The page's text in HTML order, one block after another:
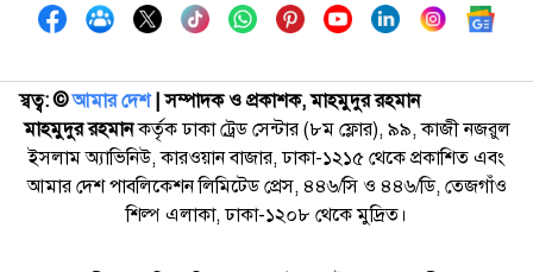
স্বত্ব: ©️আমার দেশ| সম্পাদক ও প্রকাশক, মাহমুদুর রহমান
মাহমুদুর রহমানকর্তৃক ঢাকা ট্রেড সেন্টার (৮ম ফ্লোর), ৯৯, কাজী নজরুল
ইসলাম অ্যাভিনিউ, কারওয়ান বাজার, ঢাকা-১২১৫ থেকে প্রকাশিত এবং
আমার দেশ পাবলিকেশন লিমিটেড প্রেস, ৪৪৬/সি ও ৪৪৬/ডি, তেজগাঁও
শিল্প এলাকা, ঢাকা-১২০৮ থেকে মুদ্রিত।